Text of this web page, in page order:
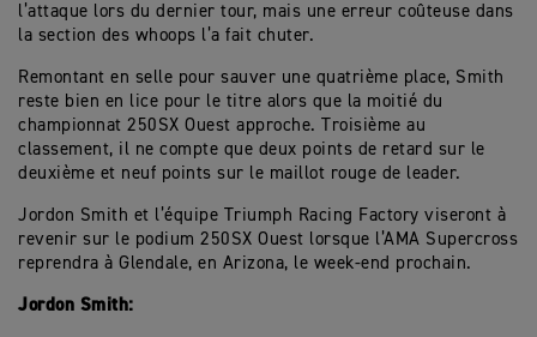
l’attaque lors du dernier tour, mais une erreur coûteuse dans
la section des whoops l’a fait chuter.
Remontant en selle pour sauver une quatrième place, Smith
reste bien en lice pour le titre alors que la moitié du
championnat 250SX Ouest approche. Troisième au
classement, il ne compte que deux points de retard sur le
deuxième et neuf points sur le maillot rouge de leader.
Jordon Smith et l’équipe Triumph Racing Factory viseront à
revenir sur le podium 250SX Ouest lorsque l’AMA Supercross
reprendra à Glendale, en Arizona, le week-end prochain.
Jordon Smith: